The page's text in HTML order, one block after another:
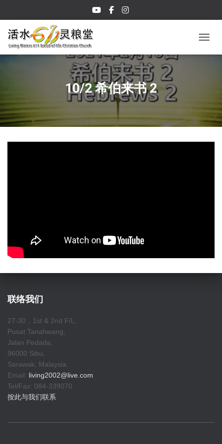
10/2 希伯来书 2
联络我们
27-30，1st & 2nd F/L,
Pusat Tanahwang,
Jalan Pedada,
96000 Sibu,
Sarawak, Malaysia.
Email: living2002@live.com
Tel/Fax: 084-339070
按此与我们联系